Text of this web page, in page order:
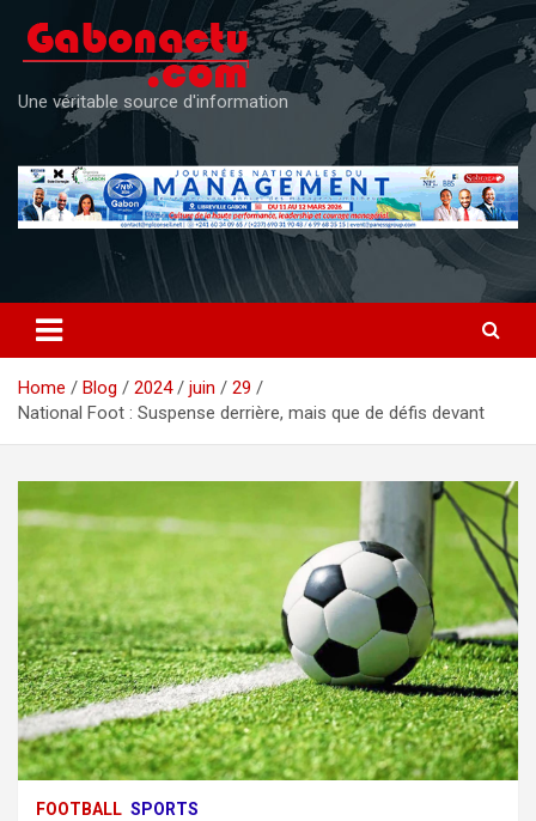
content
Une véritable source d'information
Home Blog 2024 juin
29
National Foot : Suspense derrière, mais que de défis devant
FOOTBALL SPORTS